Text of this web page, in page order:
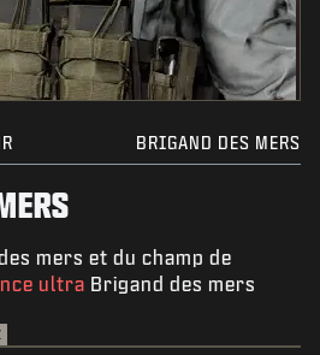
BRIGAND DES MERS
mers et du champ de
ultra Brigand des mers